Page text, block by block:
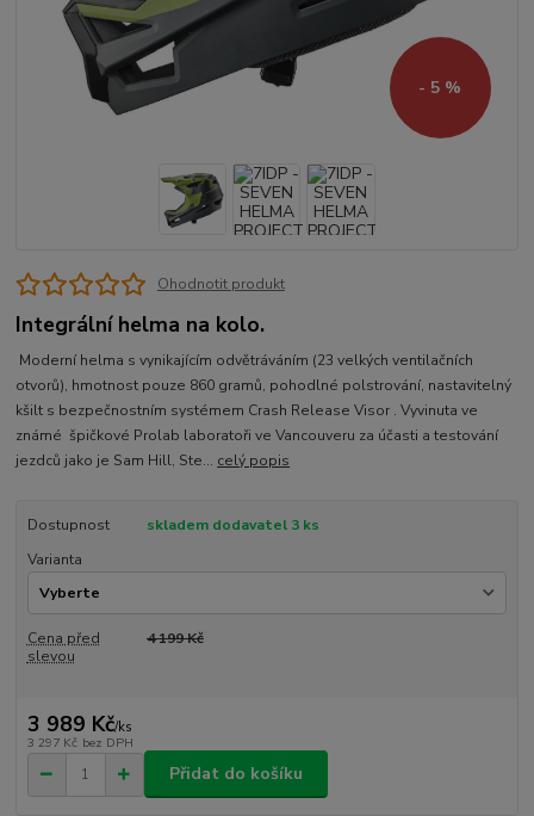
- 5 %
Ohodnotit produkt
Integrální helma na kolo.
Moderní helma s vynikajícím odvětráváním (23 velkých ventilačních
otvorů), hmotnost pouze 860 gramů, pohodlné polstrování, nastavitelný
kšilt s bezpečnostním systémem Crash Release Visor . Vyvinuta ve
známé špičkové Prolab laboratoři ve Vancouveru za účasti a testování
jezdců jako je Sam Hill, Ste... celý popis
Dostupnost
skladem dodavatel 3 ks
Varianta
Cena před
slevou
4 199 Kč
3 989 Kč/ks
3 297 Kč bez DPH
Přidat do košíku